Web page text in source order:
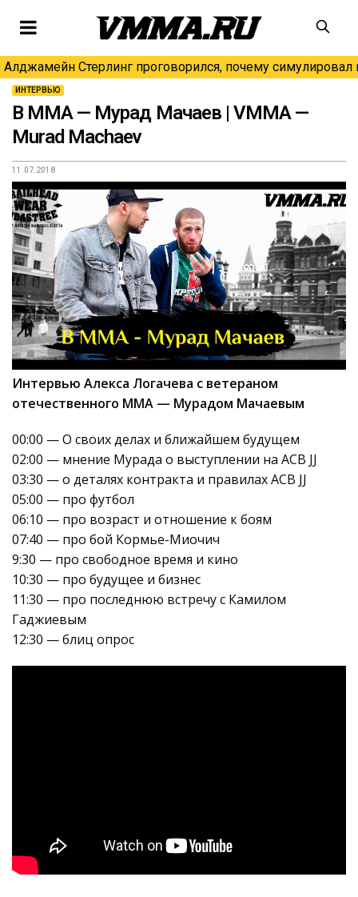
Алджамейн Стерлинг проговорился, почему симулировал
ИНТЕРВЬЮ
В ММА — Мурад Мачаев | VMMA —
Murad Machaev
11.07.2018
Интервью Алекса Логачева с ветераном
отечественного ММА — Мурадом Мачаевым
00:00 — О своих делах и ближайшем будущем
02:00 — мнение Мурада о выступлении на ACB JJ
03:30 — о деталях контракта и правилах ACB JJ
05:00 — про футбол
06:10 — про возраст и отношение к боям
07:40 — про бой Кормье-Миочич
9:30 — про свободное время и кино
10:30 — про будущее и бизнес
11:30 — про последнюю встречу с Камилом
Гаджиевым
12:30 — блиц опрос